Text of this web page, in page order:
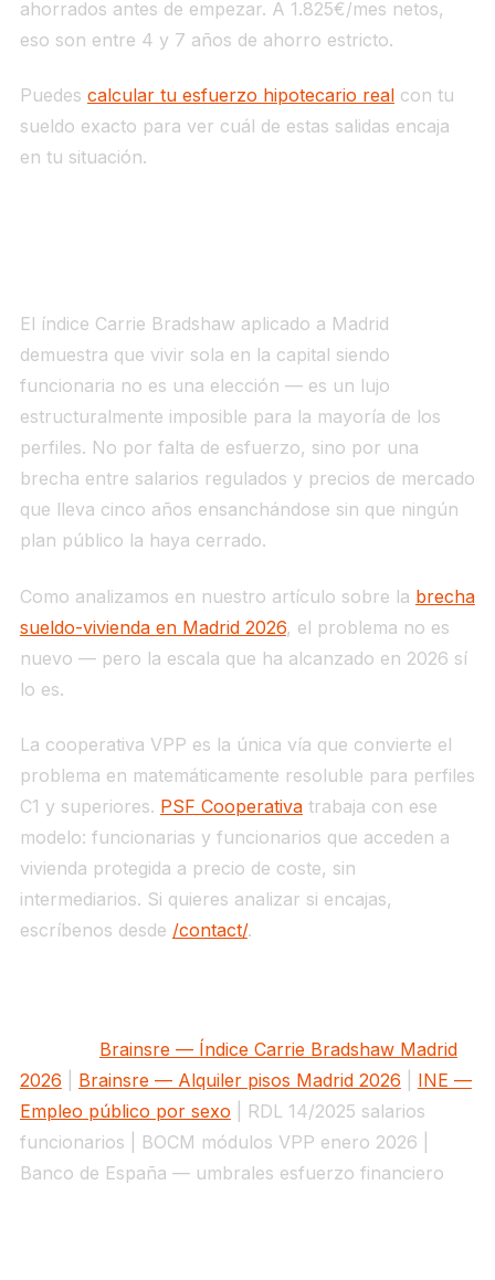
ahorrados antes de empezar. A 1.825€/mes netos,
eso son entre 4 y 7 años de ahorro estricto.
Puedes calcular tu esfuerzo hipotecario realcon tu
sueldo exacto para ver cuál de estas salidas encaja
en tu situación.
El índice Carrie Bradshaw aplicado a Madrid
demuestra que vivir sola en la capital siendo
funcionaria no es una elección — es un lujo
estructuralmente imposible para la mayoría de los
perfiles. No por falta de esfuerzo, sino por una
brecha entre salarios regulados y precios de mercado
que lleva cinco años ensanchándose sin que ningún
plan público la haya cerrado.
Como analizamos en nuestro artículo sobre la brecha
sueldo-vivienda en Madrid 2026, el problema no es
nuevo — pero la escala que ha alcanzado en 2026 sí
lo es.
La cooperativa VPP es la única vía que convierte el
problema en matemáticamente resoluble para perfiles
C1 y superiores. PSF Cooperativatrabaja con ese
modelo: funcionarias y funcionarios que acceden a
vivienda protegida a precio de coste, sin
intermediarios. Si quieres analizar si encajas,
escríbenos desde /contact/.
Brainsre — Índice Carrie Bradshaw Madrid
2026
Brainsre — Alquiler pisos Madrid 2026
INE —
Empleo público por sexo | RDL 14/2025 salarios
funcionarios | BOCM módulos VPP enero 2026 |
Banco de España — umbrales esfuerzo financiero